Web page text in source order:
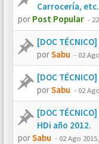
Carrocería, etc.
por Post Popular -
[DOC
porSabu - 02
[DOC
porSabu - 02
[DOC
HDi año 2012.
porSabu - 02 Ago